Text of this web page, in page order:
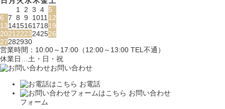
1 2 3 4 5
6 7 8 9 101112
13141516171819
20212223242526
27282930
営業時間：10:00～17:00（12:00～13:00 TEL不通）
休業日…土・日・祝
お問い合わせ
お電話
お問い合わせ
フォーム